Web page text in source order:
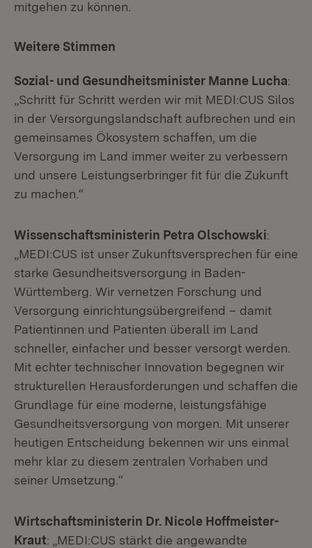
mitgehen zu können.
Weitere Stimmen
Sozial- und Gesundheitsminister Manne Lucha:
„Schritt für Schritt werden wir mit MEDI:CUS Silos
in der Versorgungslandschaft aufbrechen und ein
gemeinsames Ökosystem schaffen, um die
Versorgung im Land immer weiter zu verbessern
und unsere Leistungserbringer fit für die Zukunft
zu machen.“
Wissenschaftsministerin Petra Olschowski:
„MEDI:CUS ist unser Zukunftsversprechen für eine
starke Gesundheitsversorgung in Baden-
Württemberg. Wir vernetzen Forschung und
Versorgung einrichtungsübergreifend – damit
Patientinnen und Patienten überall im Land
schneller, einfacher und besser versorgt werden.
Mit echter technischer Innovation begegnen wir
strukturellen Herausforderungen und schaffen die
Grundlage für eine moderne, leistungsfähige
Gesundheitsversorgung von morgen. Mit unserer
heutigen Entscheidung bekennen wir uns einmal
mehr klar zu diesem zentralen Vorhaben und
seiner Umsetzung.“
Wirtschaftsministerin Dr. Nicole Hoffmeister-
Kraut: „MEDI:CUS stärkt die angewandte